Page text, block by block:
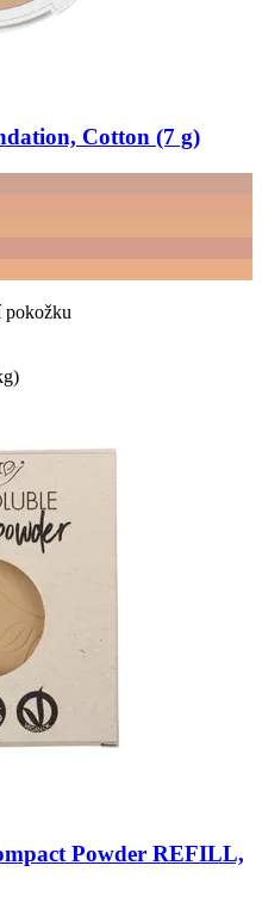
Cotton (7 g)
pokožku
Powder REFILL,